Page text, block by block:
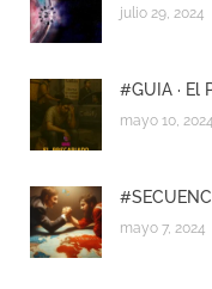
julio 29, 2024
#GUIA · El
mayo 10, 2024
mayo 7, 2024